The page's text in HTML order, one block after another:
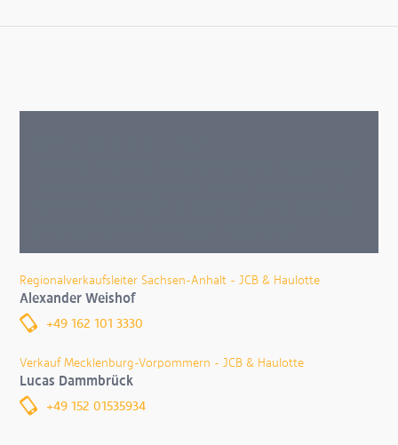
Regionalverkaufsleiter Sachsen-Anhalt - JCB & Haulotte
Alexander Weishof
+49 162 101 3330
Verkauf Mecklenburg-Vorpommern - JCB & Haulotte
Lucas Dammbrück
+49 152 01535934